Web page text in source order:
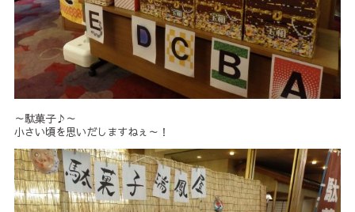
～駄菓子♪～
小さい頃を思いだしますねぇ～！